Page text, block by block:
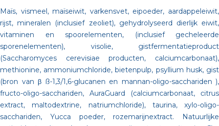
Maïs, vismeel, maïseiwit, varkensvet, eipoeder, aardappeleiwit,
rijst, mineralen (inclusief zeoliet), gehydrolyseerd dierlijk eiwit,
vitaminen en spoorelementen, (inclusief gecheleerde
sporenelementen), visolie, gistfermentatieproduct
(Saccharomyces cerevisiae producten, calciumcarbonaat),
methionine, ammoniumchloride, bietenpulp, psyllium husk, gist
(bron van β ß-1,3/1,6-glucanen en mannan-oligo-sacchariden ),
fructo-oligo-sacchariden, AuraGuard (calciumcarbonaat, citrus
extract, maltodextrine, natriumchloride), taurina, xylo-oligo-
sacchariden, Yucca poeder, rozemarijnextract. Natuurlijke